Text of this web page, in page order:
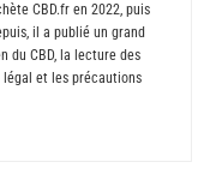
CBD.fr en 2022, puis
il a publié un grand
du CBD, la lecture des
légal et les précautions